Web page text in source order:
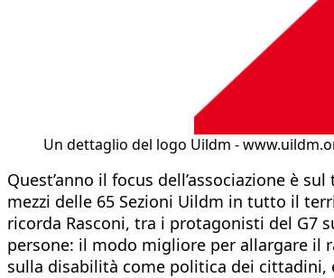
Un dettaglio del logo Uildm -
Quest’anno il focus dell’associazione è
mezzi delle 65 Sezioni Uildm in tutto il
ricorda Rasconi, tra i protagonisti del G7
persone: il modo migliore per allargare
sulla disabilità come politica dei cittadini,